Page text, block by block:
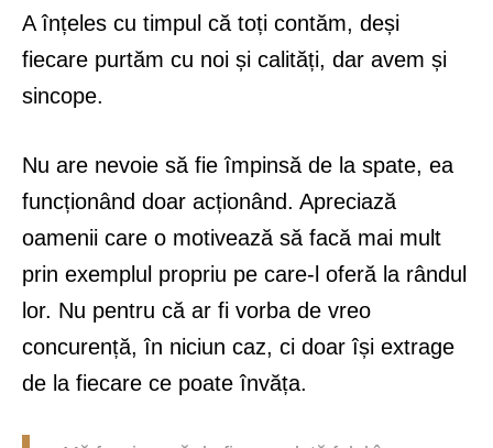
A înțeles cu timpul că toți contăm, deși
fiecare purtăm cu noi și calități, dar avem și
sincope.
Nu are nevoie să fie împinsă de la spate, ea
funcționând doar acționând. Apreciază
oamenii care o motivează să facă mai mult
prin exemplul propriu pe care-l oferă la rândul
lor. Nu pentru că ar fi vorba de vreo
concurență, în niciun caz, ci doar își extrage
de la fiecare ce poate învăța.